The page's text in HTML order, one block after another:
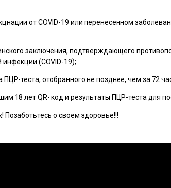
от COVID-19 или перенесенном
заключения, подтверждающего
инфекции (COVID-19);
ПЦР-теста, отобранного не позднее, чем за 72
18 лет QR- код и результаты ПЦР-теста для
Позаботьтесь о своем здоровье!!!